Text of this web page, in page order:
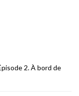
2. À bord de